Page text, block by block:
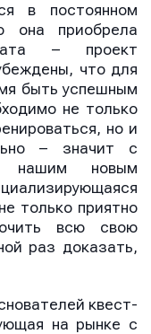
в постоянном
она приобрела
– проект
что для
быть успешным
не только
но и
– значит с
нашим новым
только приятно
всю свою
раз доказать,
квест-
на рынке с